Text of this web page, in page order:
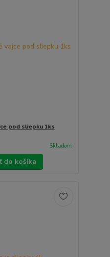
pod sliepku 1ks
Skladom
do košíka